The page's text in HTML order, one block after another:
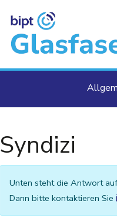
Syndizi
Unten steht die Antwort
Dann bitte kontaktieren Sie